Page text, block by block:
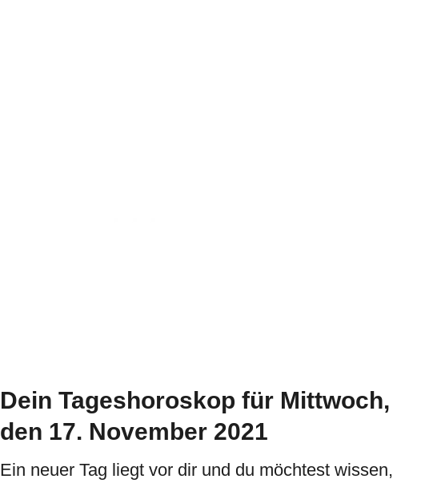
Dein Tageshoroskop für Mittwoch,
den 17. November 2021
Ein neuer Tag liegt vor dir und du möchtest wissen,